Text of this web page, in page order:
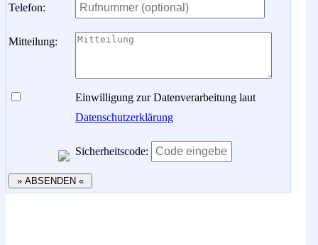
Telefon:
Mitteilung:
Einwilligung zur Datenverarbeitung laut
Datenschutzerklärung
Sicherheitscode: